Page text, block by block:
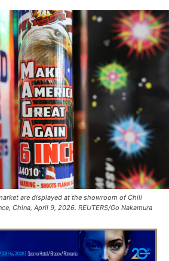
are displayed at the showroom of Chili
China, April 9, 2026. REUTERS/Go Nakamura